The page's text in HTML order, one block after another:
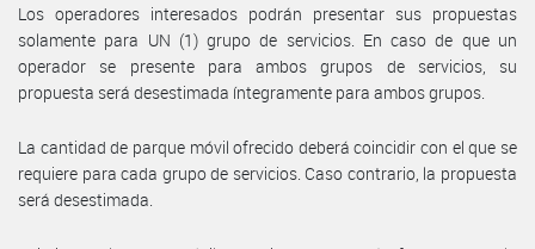
Los operadores interesados podrán presentar sus propuestas
solamente para UN (1) grupo de servicios. En caso de que un
operador se presente para ambos grupos de servicios, su
propuesta será desestimada íntegramente para ambos grupos.
La cantidad de parque móvil ofrecido deberá coincidir con el que se
requiere para cada grupo de servicios. Caso contrario, la propuesta
será desestimada.